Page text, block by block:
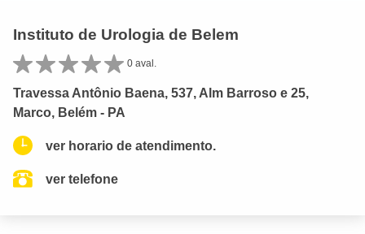
Instituto de Urologia de Belem
0 aval.
Travessa Antônio Baena, 537, Alm Barroso e 25,
Marco, Belém - PA
ver horario de atendimento.
ver telefone